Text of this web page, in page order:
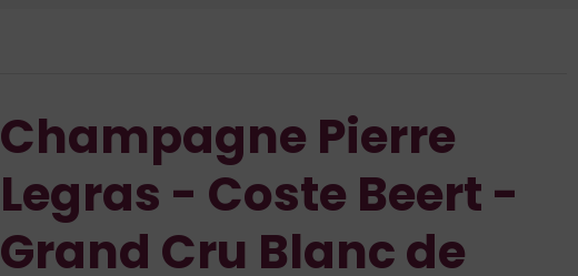
Champagne Pierre
Legras - Coste Beert -
Grand Cru Blanc de